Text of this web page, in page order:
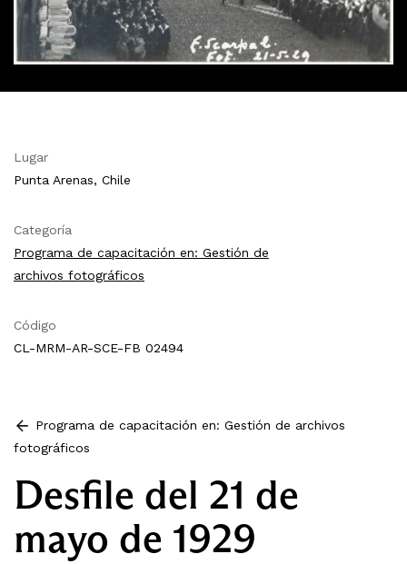
Lugar
Punta Arenas, Chile
Categoría
Programa de capacitación en: Gestión de
archivos fotográficos
Código
CL-MRM-AR-SCE-FB 02494
Programa de capacitación en: Gestión de archivos
fotográficos
Desfile del 21 de
mayo de 1929